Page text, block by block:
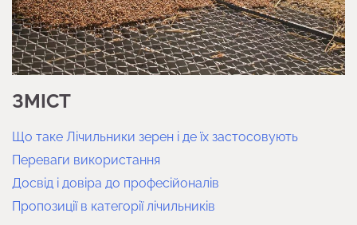
ЗМІСТ
Що таке Лічильники зерен і де їх застосовують
Переваги використання
Досвід і довіра до професійоналів
Пропозиції в категорії лічильників